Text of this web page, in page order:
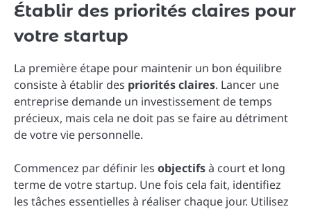
Établir des priorités claires pour
votre startup
La première étape pour maintenir un bon équilibre
consiste à établir des priorités claires. Lancer une
entreprise demande un investissement de temps
précieux, mais cela ne doit pas se faire au détriment
de votre vie personnelle.
Commencez par définir les objectifsà court et long
terme de votre startup. Une fois cela fait, identifiez
les tâches essentielles à réaliser chaque jour. Utilisez